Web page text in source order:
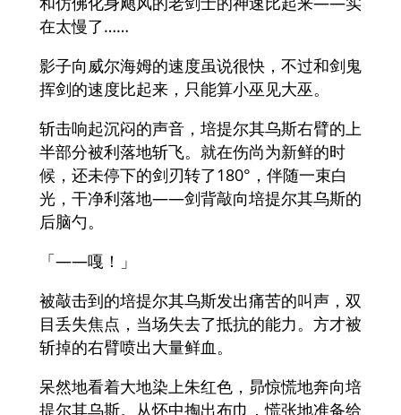
在太慢了……
影子向威尔海姆的速度虽说很快，不过和剑鬼
挥剑的速度比起来，只能算小巫见大巫。
斩击响起沉闷的声音，培提尔其乌斯右臂的上
半部分被利落地斩飞。就在伤尚为新鲜的时
候，还未停下的剑刃转了180°，伴随一束白
光，干净利落地——剑背敲向培提尔其乌斯的
后脑勺。
「——嘎！」
被敲击到的培提尔其乌斯发出痛苦的叫声，双
目丢失焦点，当场失去了抵抗的能力。方才被
斩掉的右臂喷出大量鲜血。
呆然地看着大地染上朱红色，昴惊慌地奔向培
提尔其乌斯。从怀中掏出布巾，慌张地准备给